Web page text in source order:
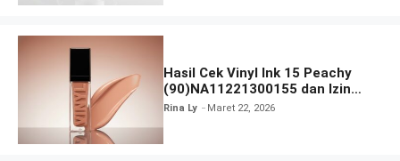
Hasil Cek Vinyl Ink 15 Peachy
(90)NA11221300155 dan Izin
BPOM
Rina Ly Maret 22, 2026